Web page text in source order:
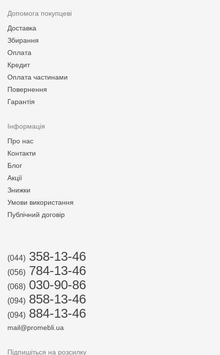
Допомога покупцеві
Доставка
Збирання
Оплата
Кредит
Оплата частинами
Повернення
Гарантія
Інформація
Про нас
Контакти
Блог
Акції
Знижки
Умови використання
Публічний договір
(044) 358-13-46
(056) 784-13-46
(068) 030-90-86
(094) 858-13-46
(094) 884-13-46
mail@promebli.ua
Підпишіться на розсилку